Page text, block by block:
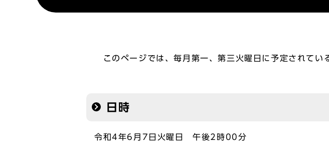
このページでは、毎月第一、第三火曜日に予定されてい
日時
令和4年6月7日火曜日 午後2時00分